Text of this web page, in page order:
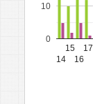
14
15
16
17
0
10